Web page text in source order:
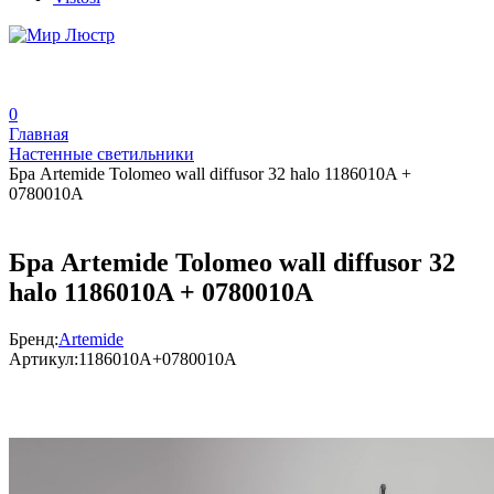
0
Главная
Настенные светильники
Бра Artemide Tolomeo wall diffusor 32 halo 1186010A +
0780010A
Бра Artemide Tolomeo wall diffusor 32
halo 1186010A + 0780010A
Бренд:Artemide
Артикул:1186010A+0780010A